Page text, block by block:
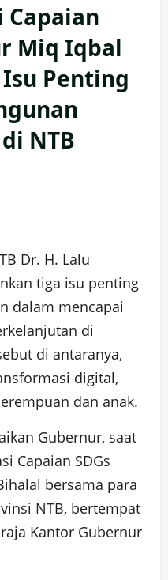
Capaian
Miq Iqbal
Penting
NTB
Dr. H. Lalu
tiga isu penting
dalam mencapai
di
di antaranya,
digital,
dan anak.
Gubernur, saat
Capaian SDGs
bersama para
NTB, bertempat
Kantor Gubernur